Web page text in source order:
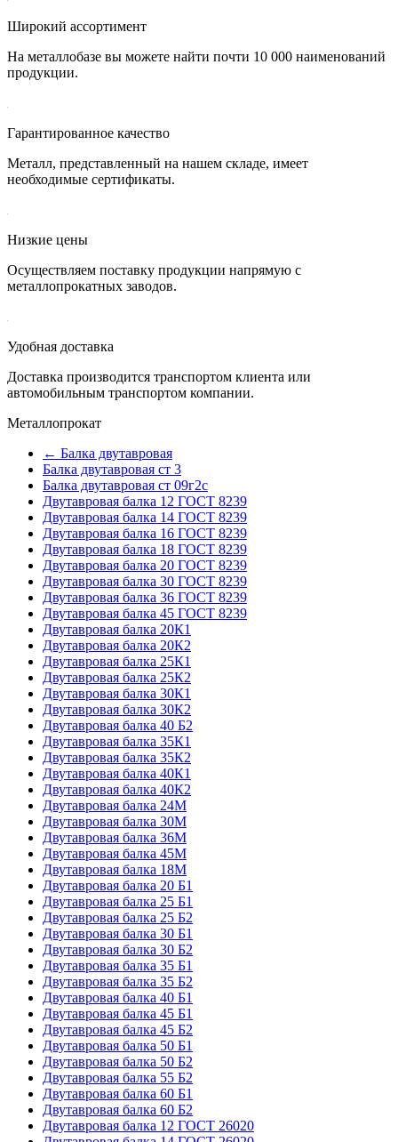
Широкий ассортимент
На металлобазе вы можете найти почти 10 000 наименований
продукции.
Гарантированное качество
Металл, представленный на нашем складе, имеет
необходимые сертификаты.
Низкие цены
Осуществляем поставку продукции напрямую с
металлопрокатных заводов.
Удобная доставка
Доставка производится транспортом клиента или
автомобильным транспортом компании.
Металлопрокат
← Балка двутавровая
Балка двутавровая ст 3
Балка двутавровая ст 09г2с
Двутавровая балка 12 ГОСТ 8239
Двутавровая балка 14 ГОСТ 8239
Двутавровая балка 16 ГОСТ 8239
Двутавровая балка 18 ГОСТ 8239
Двутавровая балка 20 ГОСТ 8239
Двутавровая балка 30 ГОСТ 8239
Двутавровая балка 36 ГОСТ 8239
Двутавровая балка 45 ГОСТ 8239
Двутавровая балка 20К1
Двутавровая балка 20К2
Двутавровая балка 25К1
Двутавровая балка 25К2
Двутавровая балка 30К1
Двутавровая балка 30К2
Двутавровая балка 40 Б2
Двутавровая балка 35К1
Двутавровая балка 35К2
Двутавровая балка 40К1
Двутавровая балка 40К2
Двутавровая балка 24М
Двутавровая балка 30М
Двутавровая балка 36М
Двутавровая балка 45М
Двутавровая балка 18М
Двутавровая балка 20 Б1
Двутавровая балка 25 Б1
Двутавровая балка 25 Б2
Двутавровая балка 30 Б1
Двутавровая балка 30 Б2
Двутавровая балка 35 Б1
Двутавровая балка 35 Б2
Двутавровая балка 40 Б1
Двутавровая балка 45 Б1
Двутавровая балка 45 Б2
Двутавровая балка 50 Б1
Двутавровая балка 50 Б2
Двутавровая балка 55 Б2
Двутавровая балка 60 Б1
Двутавровая балка 60 Б2
Двутавровая балка 12 ГОСТ 26020